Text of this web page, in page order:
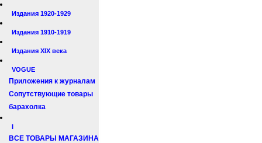
Издания 1920-1929
Издания 1910-1919
Издания XIX века
VOGUE
Приложения к журналам
Сопутствующие товары
барахолка
I
ВСЕ ТОВАРЫ МАГАЗИНА